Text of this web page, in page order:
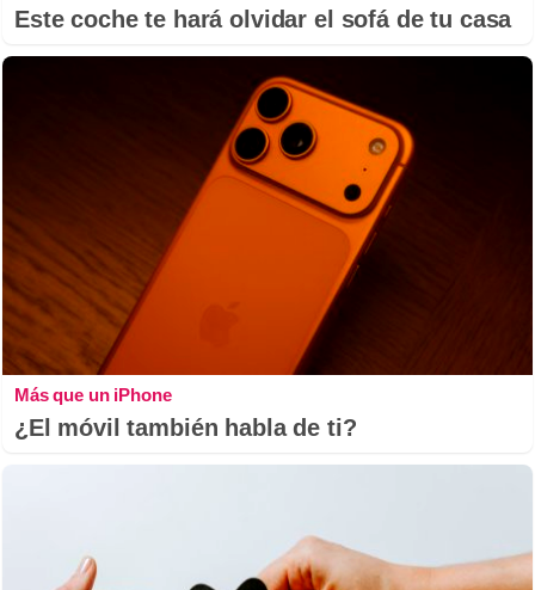
Este coche te hará olvidar el sofá de tu casa
Más que un iPhone
¿El móvil también habla de ti?